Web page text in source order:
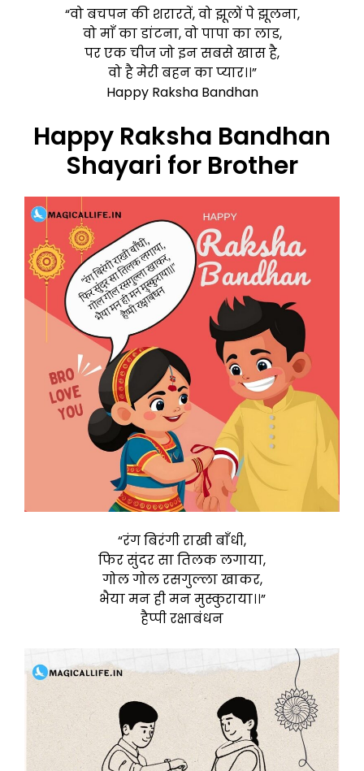
“वो बचपन की शरारतें, वो झूलों पे झूलना,
वो माँ का डांटना, वो पापा का लाड,
पर एक चीज जो इन सबसे खास है,
वो है मेरी बहन का प्यार।।”
Happy Raksha Bandhan
Happy Raksha Bandhan
Shayari for Brother
“रंग बिरंगी राखी बाँधी,
फिर सुंदर सा तिलक लगाया,
गोल गोल रसगुल्ला खाकर,
भैया मन ही मन मुस्कुराया।।”
हैप्पी रक्षाबंधन